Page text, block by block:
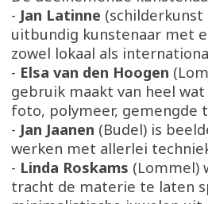
- Jan Latinne (schilderkunst
uitbundig kunstenaar met
zowel lokaal als
- Elsa van den Hoogen
gebruik maakt van heel
foto, polymeer, gemengde
- Jan Jaanen (Budel) is
werken met allerlei
- Linda Roskams (Lommel)
tracht de materie te laten